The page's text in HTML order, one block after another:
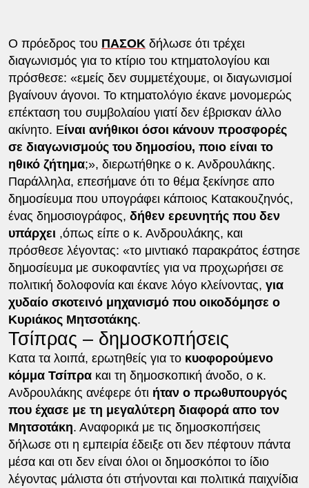
Ο πρόεδρος του ΠΑΣΟΚ δήλωσε ότι τρέχει
διαγωνισμός για το κτίριο του κτηματολογίου και
πρόσθεσε: «εμείς δεν συμμετέχουμε, οι διαγωνισμοί
βγαίνουν άγονοι. Το κτηματολόγιο έκανε μονομερώς
επέκταση του συμβολαίου γιατί δεν έβρισκαν άλλο
ακίνητο. Είναι ανήθικοι όσοι κάνουν προσφορές
σε διαγωνισμούς του δημοσίου, ποιο είναι το
ηθικό ζήτημα;», διερωτήθηκε ο κ. Ανδρουλάκης.
Παράλληλα, επεσήμανε ότι το θέμα ξεκίνησε απο
δημοσίευμα που υπογράφει κάποιος Κατακουζηνός,
ένας δημοσιογράφος, δήθεν ερευνητής που δεν
υπάρχει ,όπως είπε ο κ. Ανδρουλάκης, και
πρόσθεσε λέγοντας: «το μιντιακό παρακράτος έστησε
δημοσίευμα με συκοφαντίες για να προχωρήσει σε
πολιτική δολοφονία και έκανε λόγο κλείνοντας, για
χυδαίο σκοτεινό μηχανισμό που οικοδόμησε ο
Κυριάκος Μητσοτάκης.
Τσίπρας – δημοσκοπήσεις
Κατα τα λοιπά, ερωτηθείς για το κυοφορούμενο
κόμμα Τσίπρακαι τη δημοσκοπική άνοδο, ο κ.
Ανδρουλάκης ανέφερε ότι ήταν ο πρωθυπουργός
που έχασε με τη μεγαλύτερη διαφορά απο τον
Μητσοτάκη. Αναφορικά με τις δημοσκοπήσεις
δήλωσε οτι η εμπειρία έδειξε οτι δεν πέφτουν πάντα
μέσα και οτι δεν είναι όλοι οι δημοσκόποι το ίδιο
λέγοντας μάλιστα ότι στήνονται και πολιτικά παιχνίδια